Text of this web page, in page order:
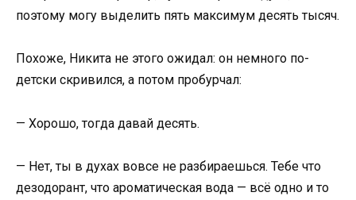
поэтому могу выделить пять максимум десять тысяч.
Похоже, Никита не этого ожидал: он немного по-
детски скривился, а потом пробурчал:
— Хорошо, тогда давай десять.
— Нет, ты в духах вовсе не разбираешься. Тебе что
дезодорант, что ароматическая вода — всё одно и то